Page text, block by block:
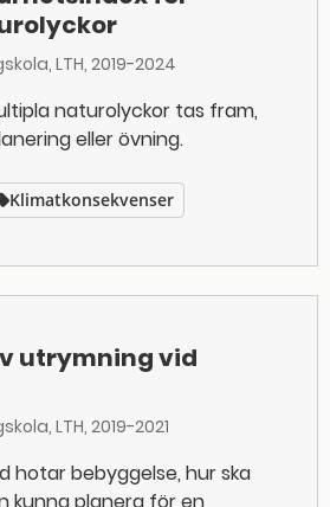
LTH 2019-2024
naturolyckor tas fram,
eller övning.
Klimatkonsekvenser
utrymning vid
LTH 2019-2021
hotar bebyggelse, hur ska
kunna planera för en